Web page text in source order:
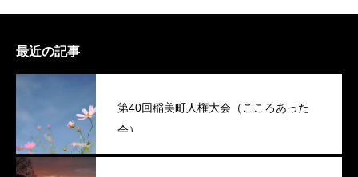
最近の記事
第40回稲美町人権大会（こころあった
会）